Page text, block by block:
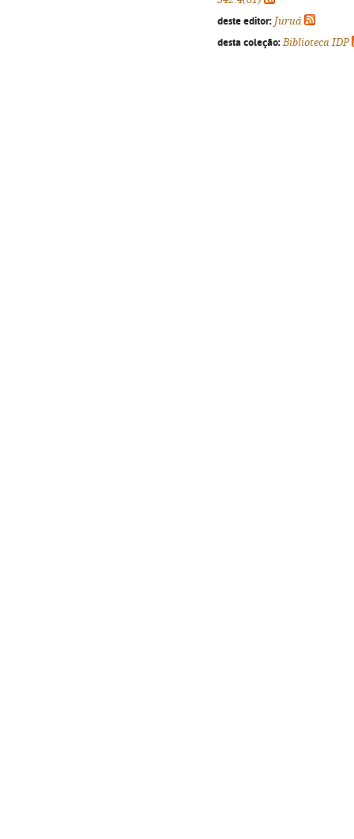
deste editor: Juruá
desta coleção: Biblioteca IDP